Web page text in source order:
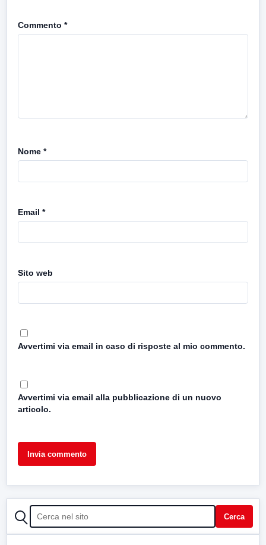
Commento *
Nome *
Email *
Sito web
Avvertimi via email in caso di risposte al mio commento.
Avvertimi via email alla pubblicazione di un nuovo
articolo.
CERCA Cerca